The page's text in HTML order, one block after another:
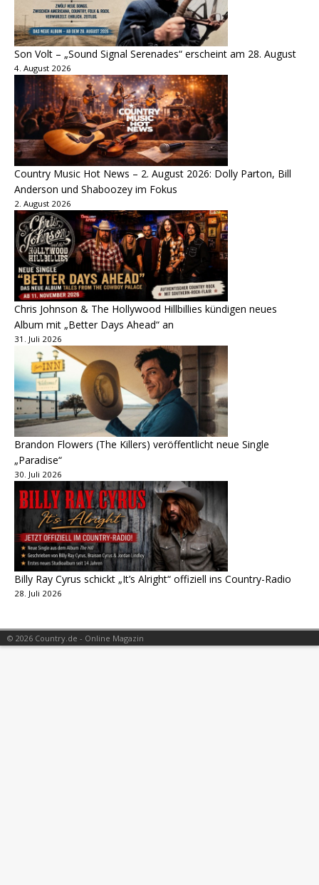
Son Volt – „Sound Signal Serenades“ erscheint am 28. August
4. August 2026
Country Music Hot News – 2. August 2026: Dolly Parton, Bill
Anderson und Shaboozey im Fokus
2. August 2026
Chris Johnson & The Hollywood Hillbillies kündigen neues
Album mit „Better Days Ahead“ an
31. Juli 2026
Brandon Flowers (The Killers) veröffentlicht neue Single
„Paradise“
30. Juli 2026
Billy Ray Cyrus schickt „It’s Alright“ offiziell ins Country-Radio
28. Juli 2026
© 2026 Country.de - Online Magazin